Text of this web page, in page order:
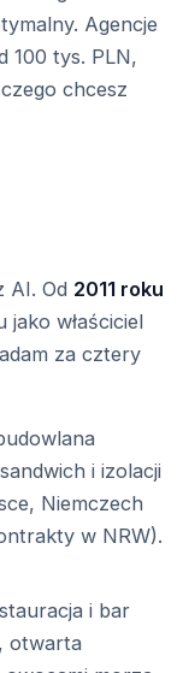
Agencje
100 tys. PLN,
chcesz
AI. Od 2011 roku
właściciel
za cztery
i izolacji
Niemczech
w NRW).
i bar
otwarta